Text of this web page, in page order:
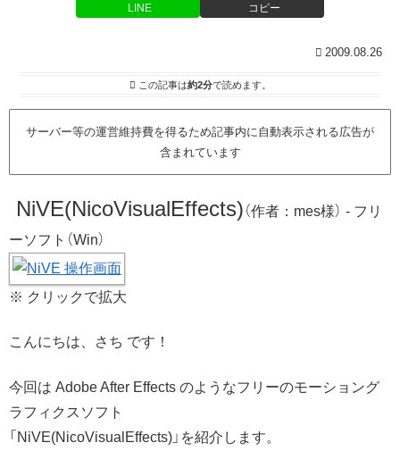
LINE コピー
2009.08.26
この記事は約2分で読めます。
サーバー等の運営維持費を得るため記事内に自動表示される広告が
含まれています
NiVE(NicoVisualEffects) （作者：mes様） - フリ
ーソフト（Win）
※ クリックで拡大
こんにちは、さち です！
今回は Adobe After Effects のようなフリーのモーショング
ラフィクスソフト
「NiVE(NicoVisualEffects)」を紹介します。